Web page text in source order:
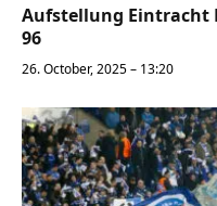
Aufstellung Eintracht
96
26. October, 2025 – 13:20